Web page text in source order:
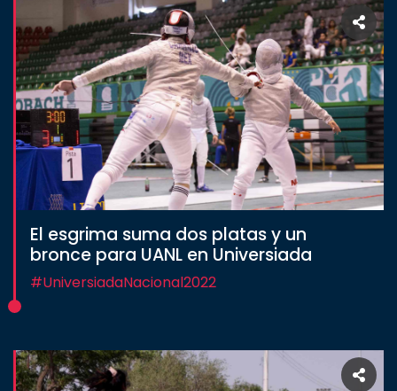
El esgrima suma dos platas y un
bronce para UANL en Universiada
#UniversiadaNacional2022